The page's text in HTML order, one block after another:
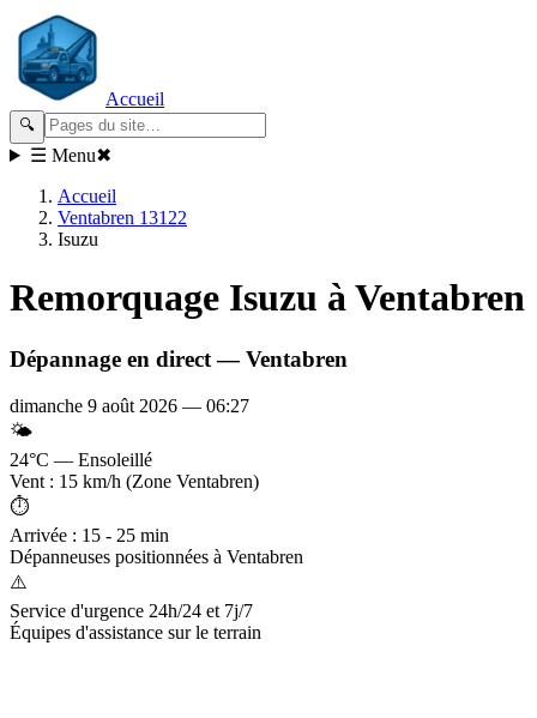
Accueil
🔍
☰ Menu✖
Accueil
Ventabren 13122
Isuzu
Remorquage Isuzu à Ventabren
Dépannage en direct —Ventabren
dimanche 9 août 2026 — 06:27
🌤️
24°C — Ensoleillé
Vent : 15 km/h (Zone Ventabren)
⏱️
Arrivée : 15 - 25 min
Dépanneuses positionnées à Ventabren
⚠️
Service d'urgence 24h/24 et 7j/7
Équipes d'assistance sur le terrain